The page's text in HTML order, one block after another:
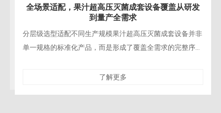
，果汁超高压灭菌成套设备覆盖从研发
不同生产规模果汁超高压灭菌成套设备并非
化产品，而是形成了覆盖全需求的完整序
终围绕热力灭
有工艺都建立